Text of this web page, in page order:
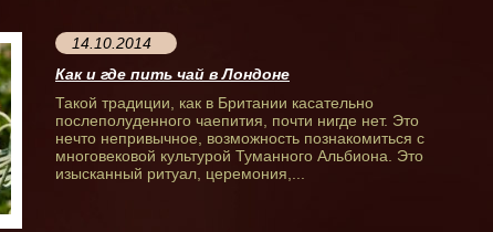
14.10.2014
Как и где пить чай в Лондоне
Такой традиции, как в Британии касательно
послеполуденного чаепития, почти нигде нет. Это
нечто непривычное, возможность познакомиться с
многовековой культурой Туманного Альбиона. Это
изысканный ритуал, церемония,...